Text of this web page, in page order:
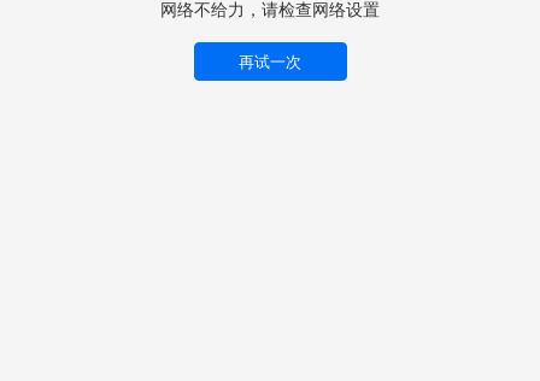
网络不给力，请检查网络设置
再试一次